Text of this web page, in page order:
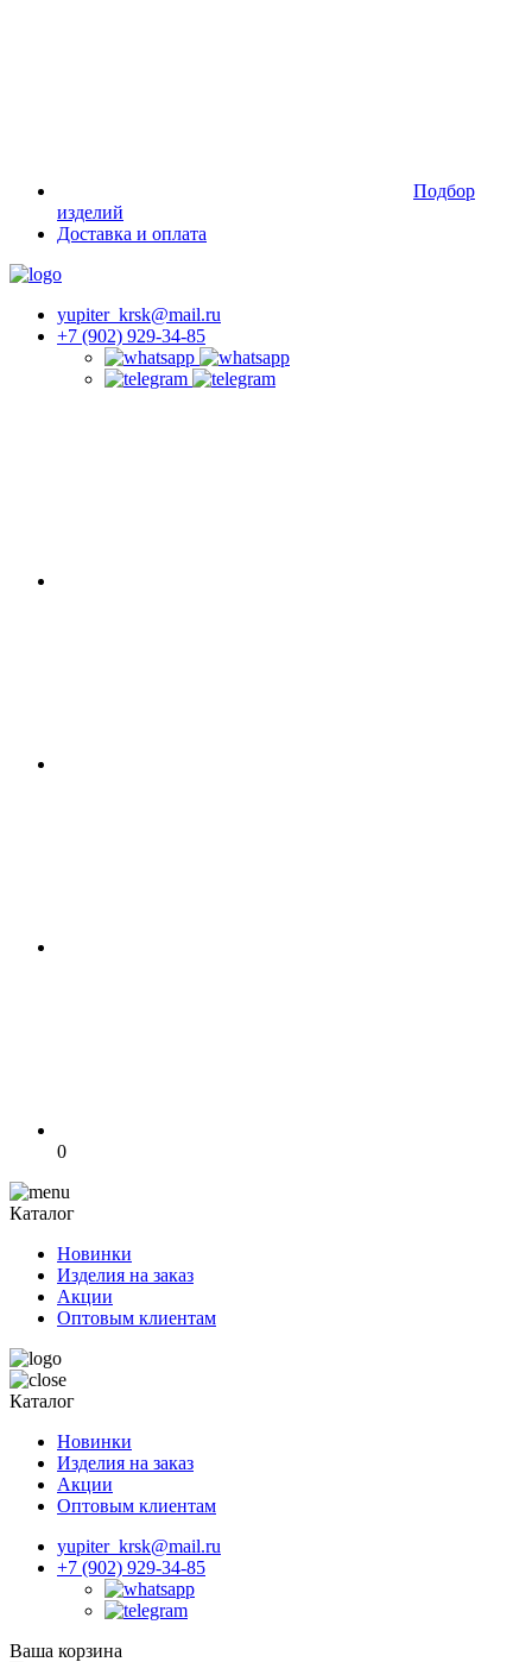
Подбор
изделий
Доставка и оплата
yupiter_krsk@mail.ru
+7 (902) 929-34-85
0
Каталог
Новинки
Изделия на заказ
Акции
Оптовым клиентам
Каталог
Новинки
Изделия на заказ
Акции
Оптовым клиентам
yupiter_krsk@mail.ru
+7 (902) 929-34-85
Ваша корзина